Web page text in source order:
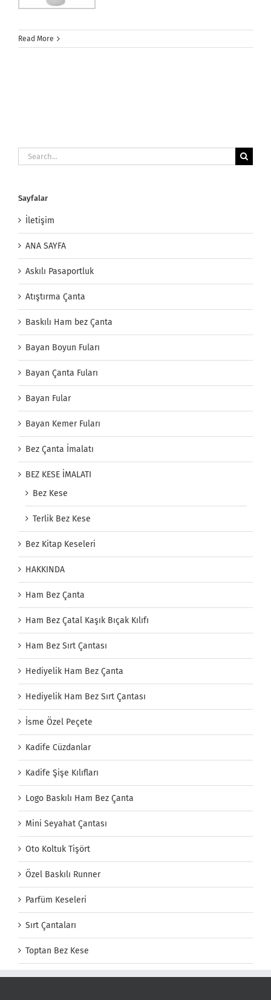
Read More
Search
for:
Sayfalar
İletişim
ANA SAYFA
Askılı Pasaportluk
Atıştırma Çanta
Baskılı Ham bez Çanta
Bayan Boyun Fuları
Bayan Çanta Fuları
Bayan Fular
Bayan Kemer Fuları
Bez Çanta İmalatı
BEZ KESE İMALATI
Bez Kese
Terlik Bez Kese
Bez Kitap Keseleri
HAKKINDA
Ham Bez Çanta
Ham Bez Çatal Kaşık Bıçak Kılıfı
Ham Bez Sırt Çantası
Hediyelik Ham Bez Çanta
Hediyelik Ham Bez Sırt Çantası
İsme Özel Peçete
Kadife Cüzdanlar
Kadife Şişe Kılıfları
Logo Baskılı Ham Bez Çanta
Mini Seyahat Çantası
Oto Koltuk Tişört
Özel Baskılı Runner
Parfüm Keseleri
Sırt Çantaları
Toptan Bez Kese